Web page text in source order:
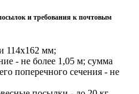
и требования к почтовым
114х162 мм;
- не более 1,05 м; сумма
поперечного сечения - не